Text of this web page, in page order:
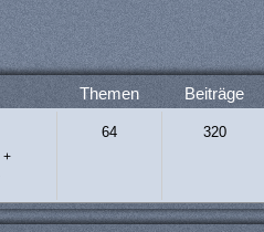
Themen Beiträge
+
64 320